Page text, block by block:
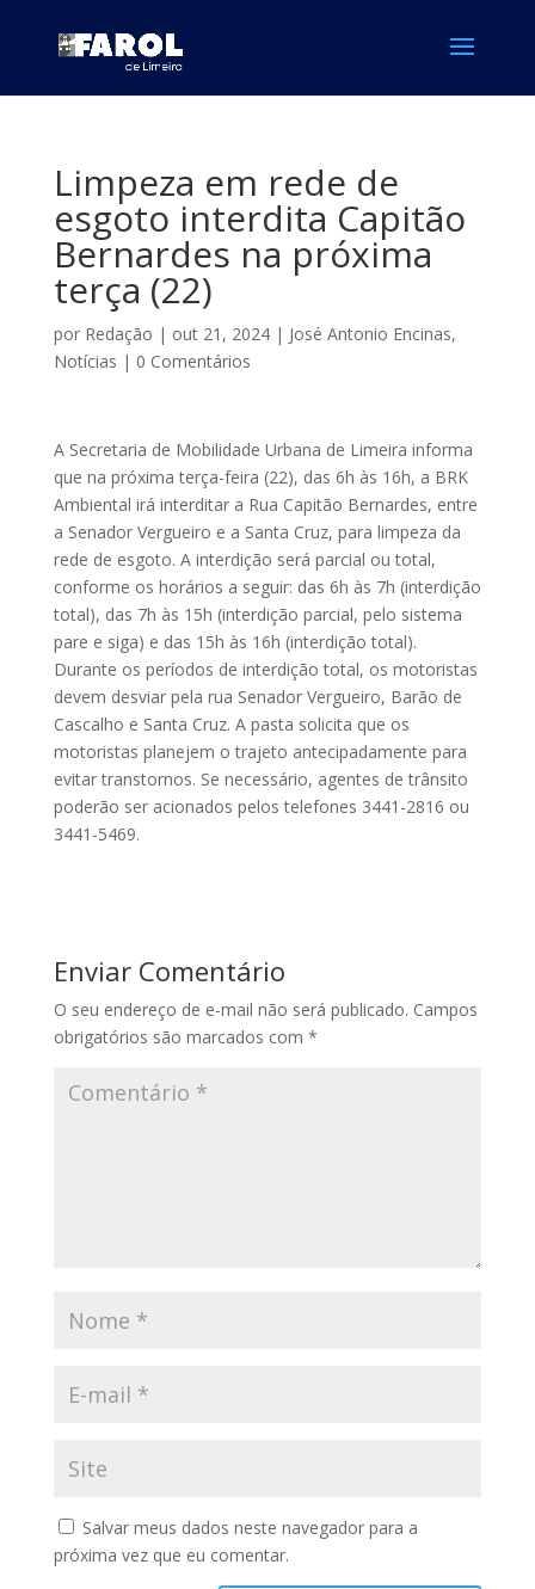
Limpeza em rede de
esgoto interdita Capitão
Bernardes na próxima
terça (22)
por Redação | out 21, 2024| José Antonio Encinas,
Notícias | 0 Comentários
A Secretaria de Mobilidade Urbana de Limeira informa
que na próxima terça-feira (22), das 6h às 16h, a BRK
Ambiental irá interditar a Rua Capitão Bernardes, entre
a Senador Vergueiro e a Santa Cruz, para limpeza da
rede de esgoto. A interdição será parcial ou total,
conforme os horários a seguir: das 6h às 7h (interdição
total), das 7h às 15h (interdição parcial, pelo sistema
pare e siga) e das 15h às 16h (interdição total).
Durante os períodos de interdição total, os motoristas
devem desviar pela rua Senador Vergueiro, Barão de
Cascalho e Santa Cruz. A pasta solicita que os
motoristas planejem o trajeto antecipadamente para
evitar transtornos. Se necessário, agentes de trânsito
poderão ser acionados pelos telefones 3441-2816 ou
3441-5469.
Enviar Comentário
O seu endereço de e-mail não será publicado. Campos
obrigatórios são marcados com *
Salvar meus dados neste navegador para a
próxima vez que eu comentar.